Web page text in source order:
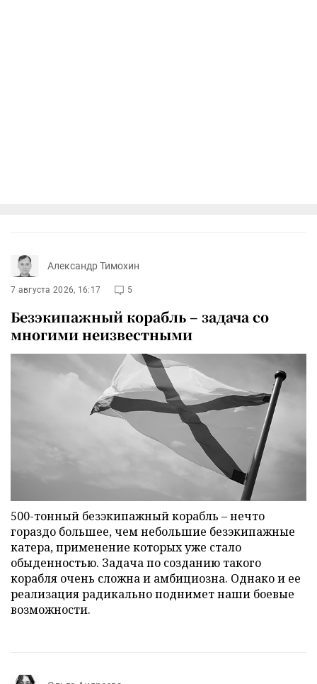
Александр Тимохин
7 августа 2026, 16:17 5
Безэкипажный корабль – задача со
многими неизвестными
500-тонный безэкипажный корабль – нечто
гораздо большее, чем небольшие безэкипажные
катера, применение которых уже стало
обыденностью. Задача по созданию такого
корабля очень сложна и амбициозна. Однако и ее
реализация радикально поднимет наши боевые
возможности.